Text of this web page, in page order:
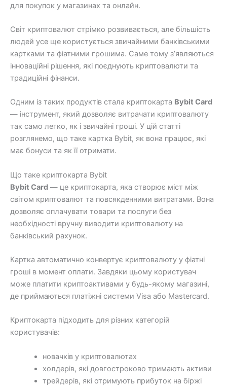
для покупок у магазинах та онлайн.
Світ криптовалют стрімко розвивається, але більшість
людей усе ще користується звичайними банківськими
картками та фіатними грошима. Саме тому з’являються
інноваційні рішення, які поєднують криптовалюти та
традиційні фінанси.
Одним із таких продуктів стала криптокарта Bybit Card
— інструмент, який дозволяє витрачати криптовалюту
так само легко, як і звичайні гроші. У цій статті
розглянемо, що таке картка Bybit, як вона працює, які
має бонуси та як її отримати.
Що таке криптокарта Bybit
Bybit Card — це криптокарта, яка створює міст між
світом криптовалют та повсякденними витратами. Вона
дозволяє оплачувати товари та послуги без
необхідності вручну виводити криптовалюту на
банківський рахунок.
Картка автоматично конвертує криптовалюту у фіатні
гроші в момент оплати. Завдяки цьому користувач
може платити криптоактивами у будь-якому магазині,
де приймаються платіжні системи Visa або Mastercard.
Криптокарта підходить для різних категорій
користувачів:
новачків у криптовалютах
холдерів, які довгостроково тримають активи
трейдерів, які отримують прибуток на біржі